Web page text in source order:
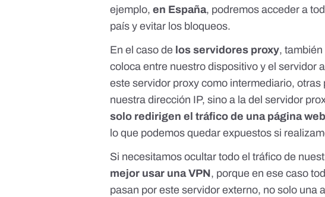
ejemplo,en España, podremos acceder a
país y evitar los bloqueos.
En el caso de los servidores proxy, también
coloca entre nuestro dispositivo y el servidor
este servidor proxy como intermediario,
nuestra dirección IP, sino a la del servidor
solo redirigen el tráfico de una página
lo que podemos quedar expuestos si
Si necesitamos ocultar todo el tráfico de
mejor usar una VPN, porque en ese caso
pasan por este servidor externo, no solo una